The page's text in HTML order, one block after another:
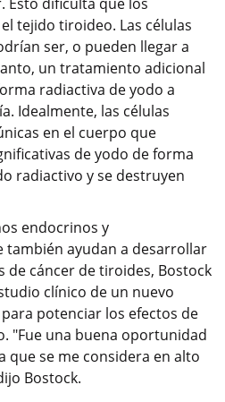
tejido tiroideo. Las células
ser, o pueden llegar a
un tratamiento adicional
radiactiva de yodo a
Idealmente, las células
en el cuerpo que
de yodo de forma
radiactivo y se destruyen
endocrinos y
también ayudan a desarrollar
de cáncer de tiroides, Bostock
clínico de un nuevo
potenciar los efectos de
"Fue una buena oportunidad
que se me considera en alto
Bostock.